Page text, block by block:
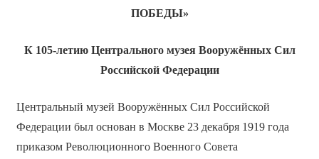
ПОБЕДЫ»
К 105-летию Центрального музея Вооружённых Сил
Российской Федерации
Центральный музей Вооружённых Сил Российской
Федерации был основан в Москве 23 декабря 1919 года
приказом Революционного Военного Совета